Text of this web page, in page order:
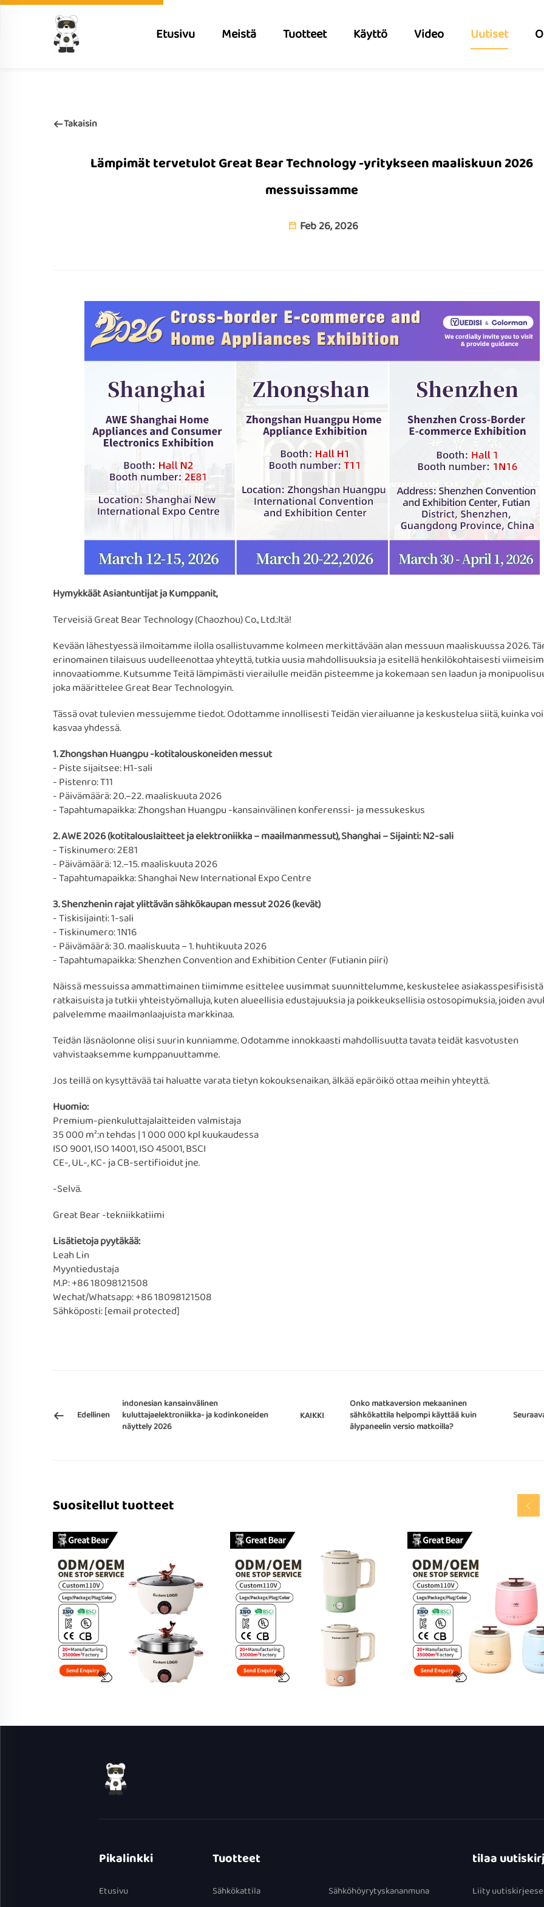
Etusivu Meistä Tuotteet Käyttö Video Uutiset
Takaisin
Lämpimät tervetulot Great Bear Technology -yritykseen maaliskuun 2026
messuissamme
Feb 26, 2026
Hymykkäät Asiantuntijat ja Kumppanit,
Terveisiä Great Bear Technology (Chaozhou) Co., Ltd.:ltä!
Kevään lähestyessä ilmoitamme ilolla osallistuvamme kolmeen merkittävään alan messuun maaliskuussa 2026.
erinomainen tilaisuus uudelleenottaa yhteyttä, tutkia uusia mahdollisuuksia ja esitellä henkilökohtaisesti
innovaatiomme. Kutsumme Teitä lämpimästi vierailulle meidän pisteemme ja kokemaan sen laadun ja
joka määrittelee Great Bear Technologyin.
Tässä ovat tulevien messujemme tiedot. Odottamme innollisesti Teidän vierailuanne ja keskustelua siitä, kuinka
kasvaa yhdessä.
1. Zhongshan Huangpu -kotitalouskoneiden messut
- Piste sijaitsee: H1-sali
- Pistenro: T11
- Päivämäärä: 20.–22. maaliskuuta 2026
- Tapahtumapaikka: Zhongshan Huangpu -kansainvälinen konferenssi- ja messukeskus
2. AWE 2026 (kotitalouslaitteet ja elektroniikka – maailmanmessut), Shanghai – Sijainti: N2-sali
- Tiskinumero: 2E81
- Päivämäärä: 12.–15. maaliskuuta 2026
- Tapahtumapaikka: Shanghai New International Expo Centre
3. Shenzhenin rajat ylittävän sähkökaupan messut 2026 (kevät)
- Tiskisijainti: 1-sali
- Tiskinumero: 1N16
- Päivämäärä: 30. maaliskuuta – 1. huhtikuuta 2026
- Tapahtumapaikka: Shenzhen Convention and Exhibition Center (Futianin piiri)
Näissä messuissa ammattimainen tiimimme esittelee uusimmat suunnittelumme, keskustelee asiakasspesifisistä
ratkaisuista ja tutkii yhteistyömalluja, kuten alueellisia edustajuuksia ja poikkeuksellisia ostosopimuksia, joiden
palvelemme maailmanlaajuista markkinaa.
Teidän läsnäolonne olisi suurin kunniamme. Odotamme innokkaasti mahdollisuutta tavata teidät kasvotusten
vahvistaaksemme kumppanuuttamme.
Jos teillä on kysyttävää tai haluatte varata tietyn kokouksenaikan, älkää epäröikö ottaa meihin yhteyttä.
Huomio:
Premium-pienkuluttajalaitteiden valmistaja
35 000 m²:n tehdas | 1 000 000 kpl kuukaudessa
ISO 9001, ISO 14001, ISO 45001, BSCI
CE-, UL-, KC- ja CB-sertifioidut jne.
-Selvä.
Great Bear -tekniikkatiimi
Lisätietoja pyytäkää:
Leah Lin
Myyntiedustaja
M.P: +86 18098121508
Wechat/Whatsapp: +86 18098121508
Sähköposti:[email protected]
Edellinen
indonesian kansainvälinen
kuluttajaelektroniikka- ja kodinkoneiden
näyttely 2026
KAIKKI
Onko matkaversion mekaaninen
sähkökattila helpompi käyttää kuin
älypaneelin versio matkoilla?
Suositellut tuotteet
Pikalinkki
Etusivu
Tuotteet
Sähkökattila Sähköhöyrytyskananmuna
tilaa
Liity